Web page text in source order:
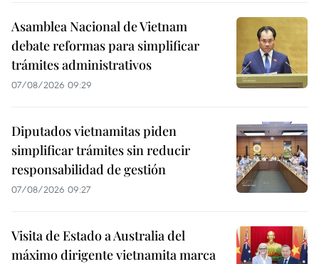
Asamblea Nacional de Vietnam
debate reformas para simplificar
trámites administrativos
07/08/2026 09:29
Diputados vietnamitas piden
simplificar trámites sin reducir
responsabilidad de gestión
07/08/2026 09:27
Visita de Estado a Australia del
máximo dirigente vietnamita marca